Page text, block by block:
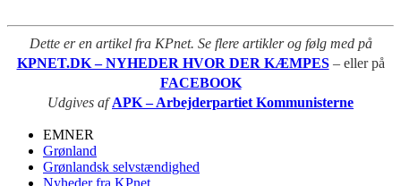
Dette er en artikel fra KPnet. Se flere artikler og følg med på
KPNET.DK – NYHEDER HVOR DER KÆMPES – eller på
FACEBOOK
Udgives afAPK – Arbejderpartiet Kommunisterne
EMNER
Grønland
Grønlandsk selvstændighed
Nyheder fra KPnet